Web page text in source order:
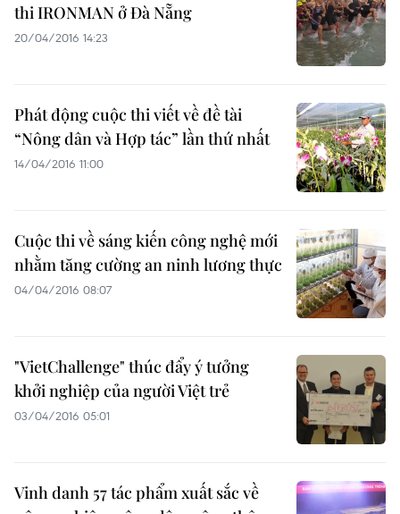
thi IRONMAN ở Đà Nẵng
20/04/2016 14:23
Phát động cuộc thi viết về đề tài
“Nông dân và Hợp tác” lần thứ nhất
14/04/2016 11:00
Cuộc thi về sáng kiến công nghệ mới
nhằm tăng cường an ninh lương thực
04/04/2016 08:07
"VietChallenge" thúc đẩy ý tưởng
khởi nghiệp của người Việt trẻ
03/04/2016 05:01
Vinh danh 57 tác phẩm xuất sắc về